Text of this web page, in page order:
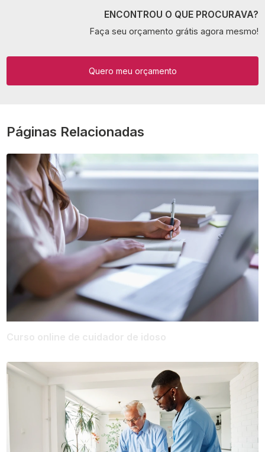
ENCONTROU O QUE PROCURAVA?
Faça seu orçamento grátis agora mesmo!
Quero meu orçamento
Páginas Relacionadas